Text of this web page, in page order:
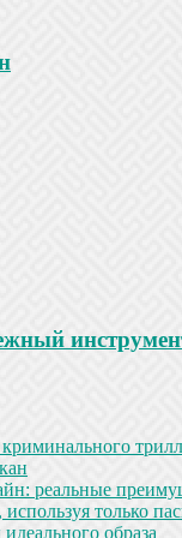
реальные
только
образа